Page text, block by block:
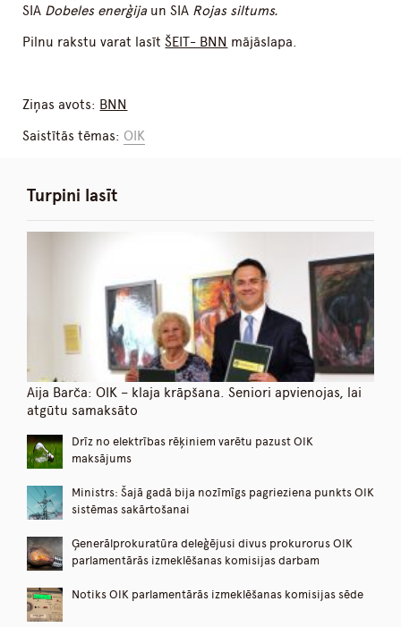
SIA Dobeles enerģija un SIA Rojas siltums.
Pilnu rakstu varat lasītŠEIT- BNN mājāslapa.
Ziņas avots: BNN
Saistītās tēmas: OIK
Turpini lasīt
Aija Barča: OIK – klaja krāpšana. Seniori apvienojas, lai
atgūtu samaksāto
Drīz no elektrības rēķiniem varētu pazust OIK
maksājums
Ministrs: Šajā gadā bija nozīmīgs pagrieziena punkts OIK
sistēmas sakārtošanai
Ģenerālprokuratūra deleģējusi divus prokurorus OIK
parlamentārās izmeklēšanas komisijas darbam
Notiks OIK parlamentārās izmeklēšanas komisijas sēde